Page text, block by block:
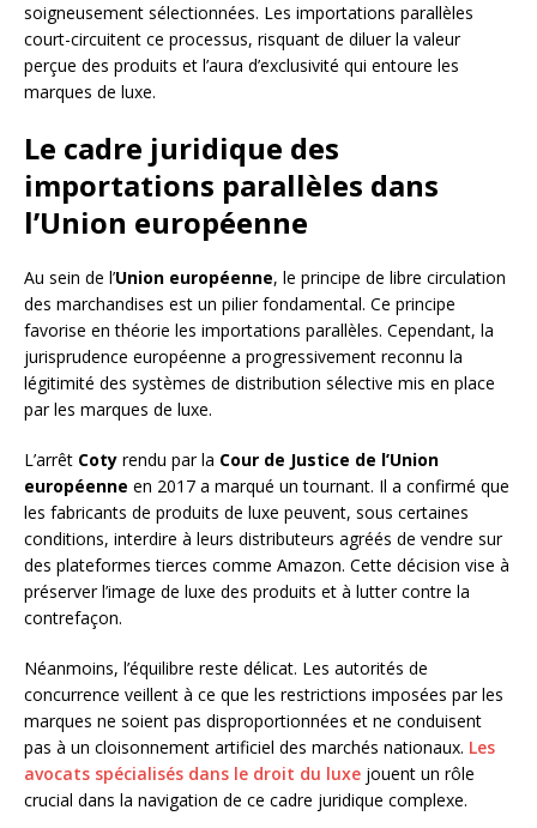
soigneusement sélectionnées. Les importations parallèles
court-circuitent ce processus, risquant de diluer la valeur
perçue des produits et l’aura d’exclusivité qui entoure les
marques de luxe.
Le cadre juridique des
importations parallèles dans
l’Union européenne
Au sein de l’Union européenne, le principe de libre circulation
des marchandises est un pilier fondamental. Ce principe
favorise en théorie les importations parallèles. Cependant, la
jurisprudence européenne a progressivement reconnu la
légitimité des systèmes de distribution sélective mis en place
par les marques de luxe.
L’arrêt Coty rendu par la Cour de Justice de l’Union
européenne en 2017 a marqué un tournant. Il a confirmé que
les fabricants de produits de luxe peuvent, sous certaines
conditions, interdire à leurs distributeurs agréés de vendre sur
des plateformes tierces comme Amazon. Cette décision vise à
préserver l’image de luxe des produits et à lutter contre la
contrefaçon.
Néanmoins, l’équilibre reste délicat. Les autorités de
concurrence veillent à ce que les restrictions imposées par les
marques ne soient pas disproportionnées et ne conduisent
pas à un cloisonnement artificiel des marchés nationaux. Les
avocats spécialisés dans le droit du luxe jouent un rôle
crucial dans la navigation de ce cadre juridique complexe.